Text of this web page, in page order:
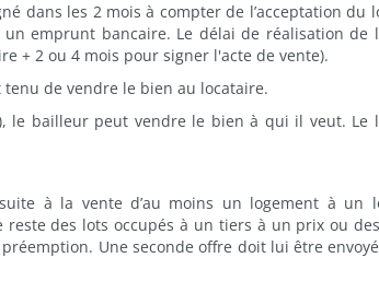
dans les 2 mois à compter de l’acceptation du
emprunt bancaire. Le délai de réalisation de
+ 2 ou 4 mois pour signer l'acte de vente).
tenu de vendre le bien au locataire.
le bailleur peut vendre le bien à qui il veut. Le
à la vente d’au moins un logement à un
des lots occupés à un tiers à un prix ou
Une seconde offre doit lui être